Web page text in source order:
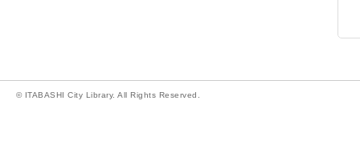
© ITABASHI City Library. All Rights Reserved.